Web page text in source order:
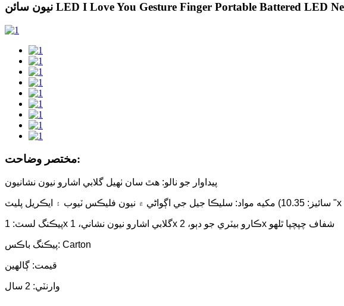
مختصر وضاحت:
پيداوار جو نالو: هٿ سان ٺهيل گلابي اشارو نيون نشانيون
پيڪنگ لسٽ: 1x گلابي اشارو نيون نشاني، 1x ڪارو بيٽري جو دٻو، 2x شفاف چپچپا ٿلهو
پيڪنگ باڪس: Carton
قيمت: ڳالهين
وارنٽي: 2 سال